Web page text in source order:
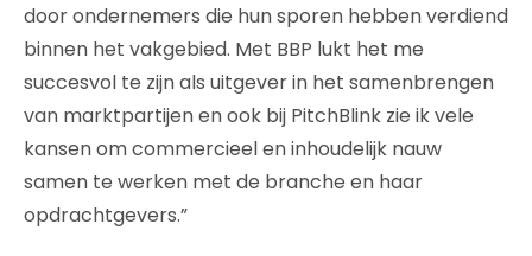
door ondernemers die hun sporen hebben verdiend
binnen het vakgebied. Met BBP lukt het me
succesvol te zijn als uitgever in het samenbrengen
van marktpartijen en ook bij PitchBlink zie ik vele
kansen om commercieel en inhoudelijk nauw
samen te werken met de branche en haar
opdrachtgevers.”